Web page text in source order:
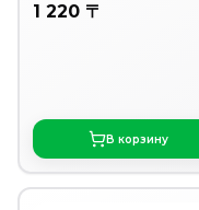
1 220 〒
В корзину